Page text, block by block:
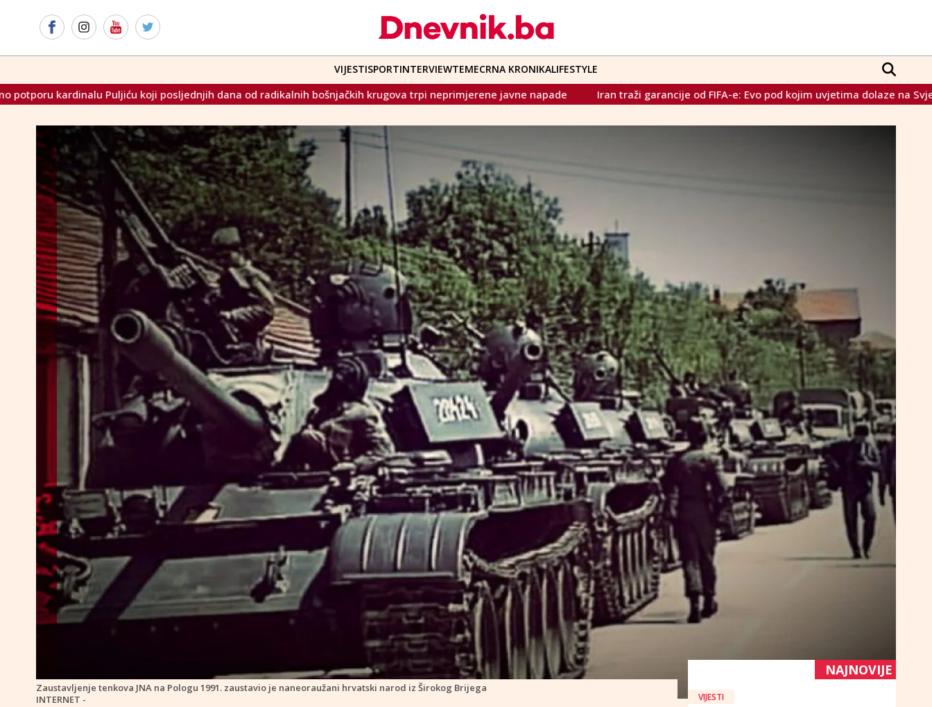
VIJESTISPORTINTERVIEWTEMECRNA KRONIKALIFESTYLE
dana od radikalnih bošnjačkih krugova trpi neprimjerene javne napade Iran traži garancije od FIFA-e: Evo pod kojim uvjetima dolaze na Svjetsko prvenstvo Zelenski i
Zaustavljenje tenkova JNA na Pologu 1991. zaustavio je naneoraužani hrvatski narod iz Širokog Brijega
INTERNET -
NAJNOVIJE
VIJESTI